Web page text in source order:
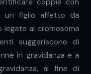
un figlio affetto da
al cromosoma
suggeriscono di
in gravidanza e a
al fine di